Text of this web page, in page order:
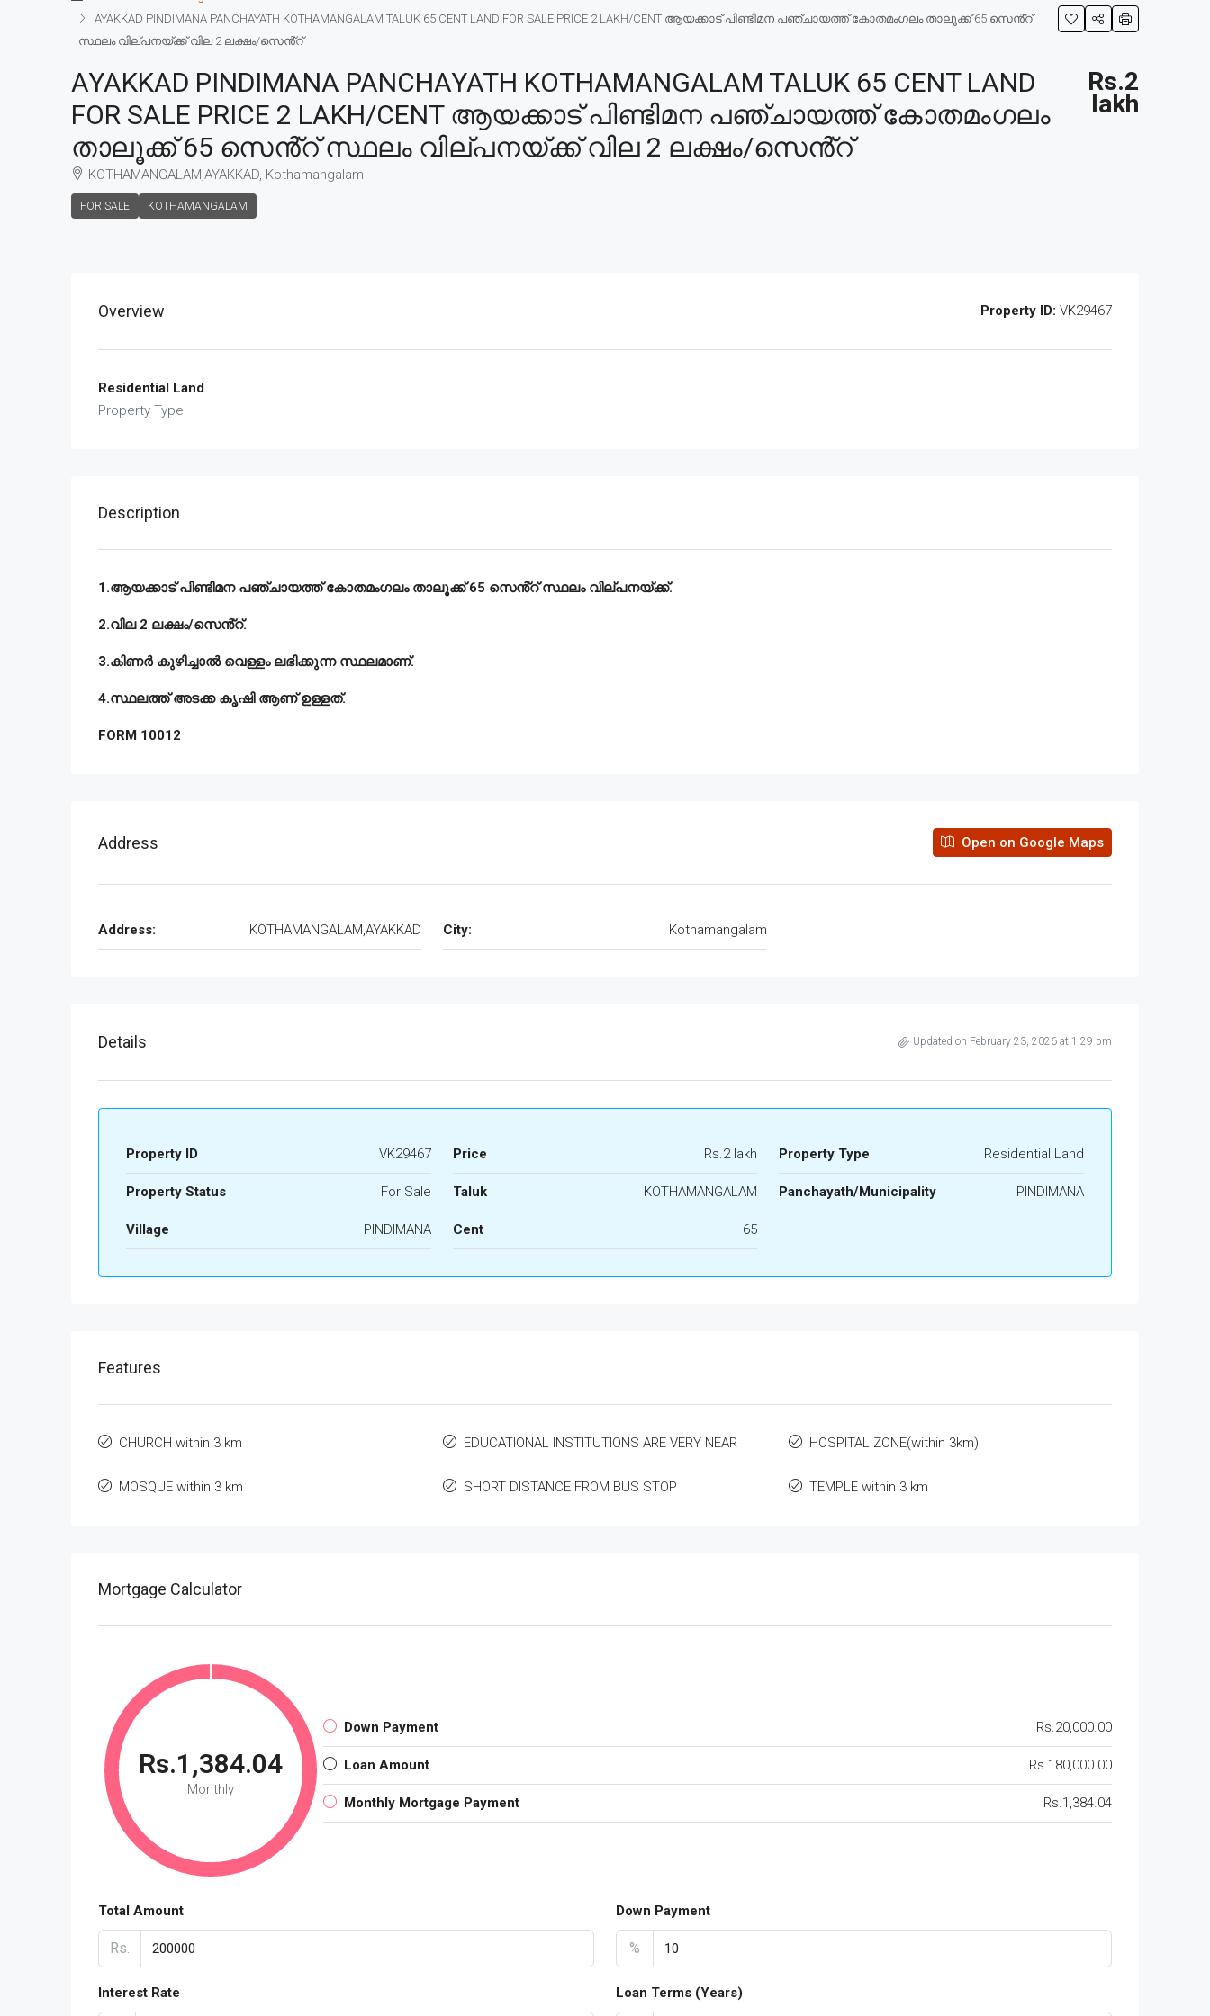
AYAKKAD PINDIMANA PANCHAYATH KOTHAMANGALAM TALUK 65 CENT LAND FOR SALE PRICE 2 LAKH/CENT ആയക്കാട് പിണ്ടിമന പഞ്ചായത്ത് കോതമംഗലം താലൂക്ക് 65 സെൻ്റ്
സ്ഥലം വില്പനയ്ക്ക് വില 2 ലക്ഷം/സെൻ്റ്
AYAKKAD PINDIMANA PANCHAYATH KOTHAMANGALAM TALUK 65 CENT LAND
FOR SALE PRICE 2 LAKH/CENT ആയക്കാട് പിണ്ടിമന പഞ്ചായത്ത് കോതമംഗലം
താലൂക്ക് 65 സെൻ്റ് സ്ഥലം വില്പനയ്ക്ക് വില 2 ലക്ഷം/സെൻ്റ്
KOTHAMANGALAM,AYAKKAD, Kothamangalam
FOR SALE KOTHAMANGALAM
Rs.2
lakh
Overview Property ID: VK29467
Residential Land
Property Type
Description
1.ആയക്കാട് പിണ്ടിമന പഞ്ചായത്ത് കോതമംഗലം താലൂക്ക് 65 സെൻ്റ് സ്ഥലം വില്പനയ്ക്ക്.
2.വില 2 ലക്ഷം/സെൻ്റ്.
3.കിണർ കുഴിച്ചാൽ വെള്ളം ലഭിക്കുന്ന സ്ഥലമാണ്.
4.സ്ഥലത്ത് അടക്ക കൃഷി ആണ് ഉള്ളത്.
FORM 10012
Address Open on Google Maps
Address: KOTHAMANGALAM,AYAKKAD City: Kothamangalam
Details Updated on February 23, 2026 at 1:29 pm
Property ID VK29467 Price Rs.2 lakh Property Type Residential Land
Property Status For Sale Taluk KOTHAMANGALAM Panchayath/Municipality PINDIMANA
Village PINDIMANA Cent 65
Features
CHURCH within 3 km EDUCATIONAL INSTITUTIONS ARE VERY NEAR HOSPITAL ZONE(within 3km)
MOSQUE within 3 km SHORT DISTANCE FROM BUS STOP TEMPLE within 3 km
Mortgage Calculator
Rs.1,384.04
Monthly
Down Payment Rs.20,000.00
Loan Amount Rs.180,000.00
Monthly Mortgage Payment Rs.1,384.04
Total Amount
Rs.
Down Payment
%
Interest Rate Loan Terms (Years)